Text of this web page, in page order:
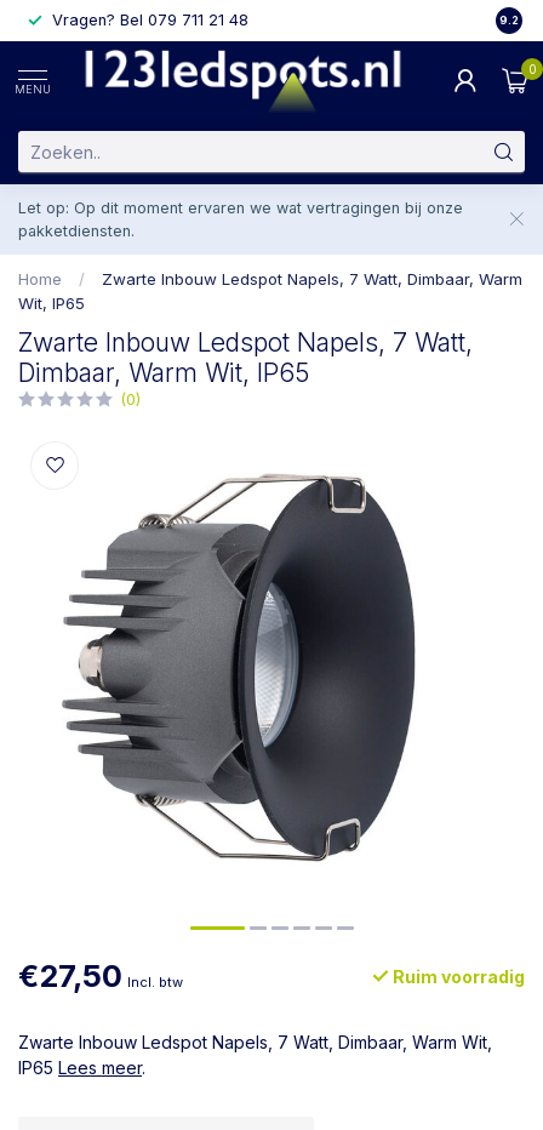
Vragen? Bel 079 711 21 48 29.2
MENU
0
Let op: Op dit moment ervaren we wat vertragingen bij onze
pakketdiensten.
Home /
Zwarte Inbouw Ledspot Napels, 7 Watt, Dimbaar, Warm
Wit, IP65
Zwarte Inbouw Ledspot Napels, 7 Watt,
Dimbaar, Warm Wit, IP65
(0)
€27,50 Incl. btw Ruim voorradig
Zwarte Inbouw Ledspot Napels, 7 Watt, Dimbaar, Warm Wit,
IP65 Lees meer.